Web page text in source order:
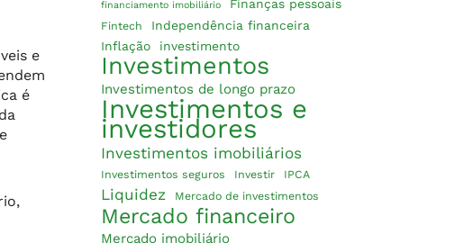
e
é
financiamento imobiliário Finanças pessoais
Fintech
Independência financeira
Inflação
investimento
Investimentos
Investimentos de longo prazo
Investimentos e
investidores
Investimentos imobiliários
Investimentos seguros Investir IPCA
Liquidez Mercado de investimentos
Mercado financeiro
Mercado imobiliário